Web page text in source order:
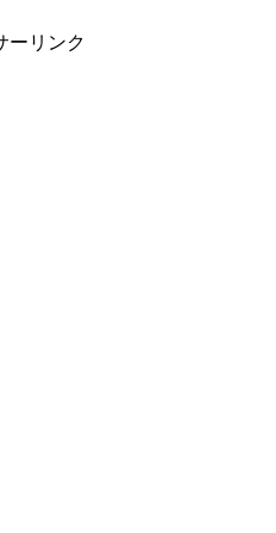
ーリンク